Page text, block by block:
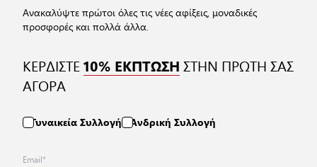
Ανακαλύψτε πρώτοι όλες τις νέες αφίξεις, μοναδικές
προσφορές και πολλά άλλα.
ΚΕΡΔΙΣΤΕ10% ΕΚΠΤΩΣΗ ΣΤΗΝ ΠΡΩΤΗ ΣΑΣ
ΑΓΟΡΑ
Γυναικεία Συλλογή Ανδρική Συλλογή